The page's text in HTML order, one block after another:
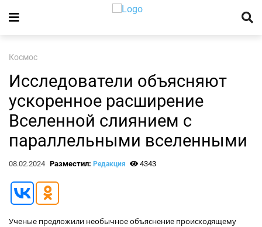
Космос
Исследователи объясняют
ускоренное расширение
Вселенной слиянием с
параллельными вселенными
08.02.2024 Разместил: Редакция 4343
Ученые предложили необычное объяснение происходящему